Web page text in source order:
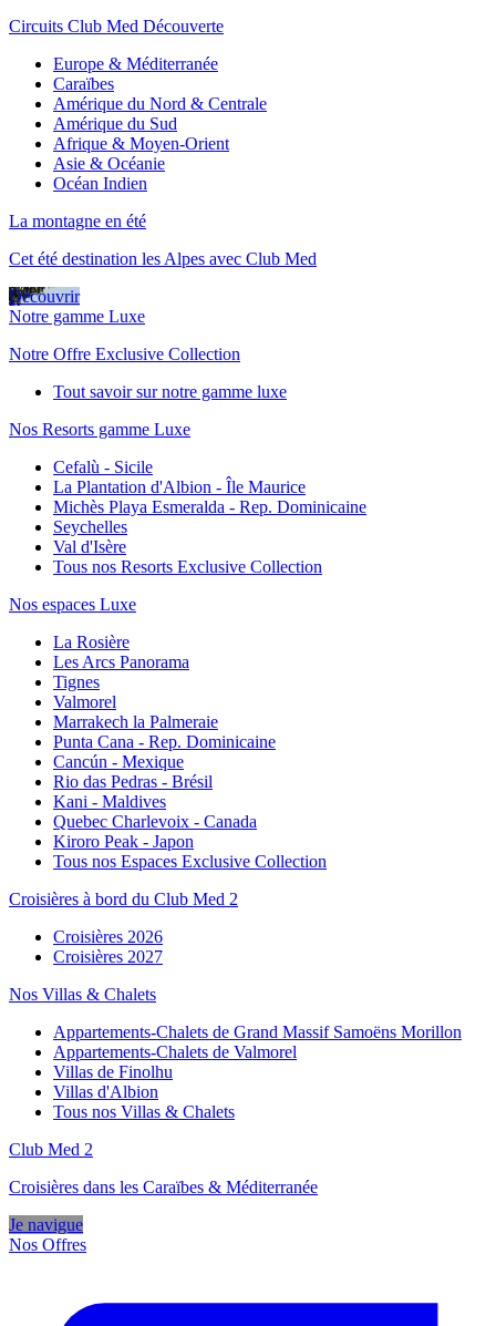
Circuits Club Med Découverte
Europe & Méditerranée
Caraïbes
Amérique du Nord & Centrale
Amérique du Sud
Afrique & Moyen-Orient
Asie & Océanie
Océan Indien
La montagne en été
Cet été destination les Alpes avec Club Med
Découvrir
Notre gamme Luxe
Notre Offre Exclusive Collection
Tout savoir sur notre gamme luxe
Nos Resorts gamme Luxe
Cefalù - Sicile
La Plantation d'Albion - Île Maurice
Michès Playa Esmeralda - Rep. Dominicaine
Seychelles
Val d'Isère
Tous nos Resorts Exclusive Collection
Nos espaces Luxe
La Rosière
Les Arcs Panorama
Tignes
Valmorel
Marrakech la Palmeraie
Punta Cana - Rep. Dominicaine
Cancún - Mexique
Rio das Pedras - Brésil
Kani - Maldives
Quebec Charlevoix - Canada
Kiroro Peak - Japon
Tous nos Espaces Exclusive Collection
Croisières à bord du Club Med 2
Croisières 2026
Croisières 2027
Nos Villas & Chalets
Appartements-Chalets de Grand Massif Samoëns Morillon
Appartements-Chalets de Valmorel
Villas de Finolhu
Villas d'Albion
Tous nos Villas & Chalets
Club Med 2
Croisières dans les Caraïbes & Méditerranée
Je navigue
Nos Offres